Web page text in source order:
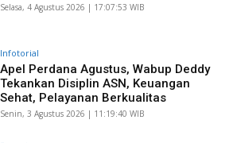
Selasa, 4 Agustus 2026 | 17:07:53 WIB
Infotorial
Apel Perdana Agustus, Wabup Deddy
Tekankan Disiplin ASN, Keuangan
Sehat, Pelayanan Berkualitas
Senin, 3 Agustus 2026 | 11:19:40 WIB